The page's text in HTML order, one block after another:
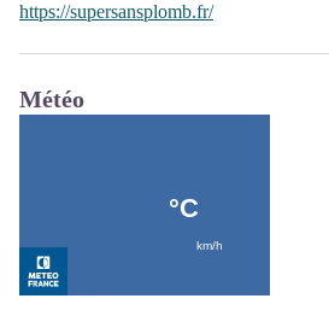
https://supersansplomb.fr/
Météo